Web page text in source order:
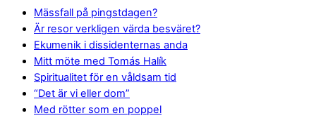
Mässfall på pingstdagen?
Är resor verkligen värda besväret?
Ekumenik i dissidenternas anda
Mitt möte med Tomás Halík
Spiritualitet för en våldsam tid
“Det är vi eller dom”
Med rötter som en poppel